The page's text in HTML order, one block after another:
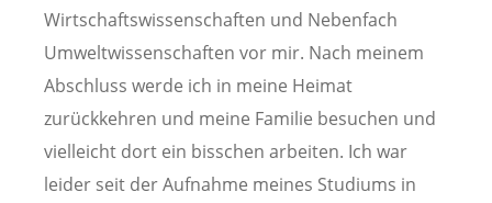
Wirtschaftswissenschaften und Nebenfach
Umweltwissenschaften vor mir. Nach meinem
Abschluss werde ich in meine Heimat
zurückkehren und meine Familie besuchen und
vielleicht dort ein bisschen arbeiten. Ich war
leider seit der Aufnahme meines Studiums in